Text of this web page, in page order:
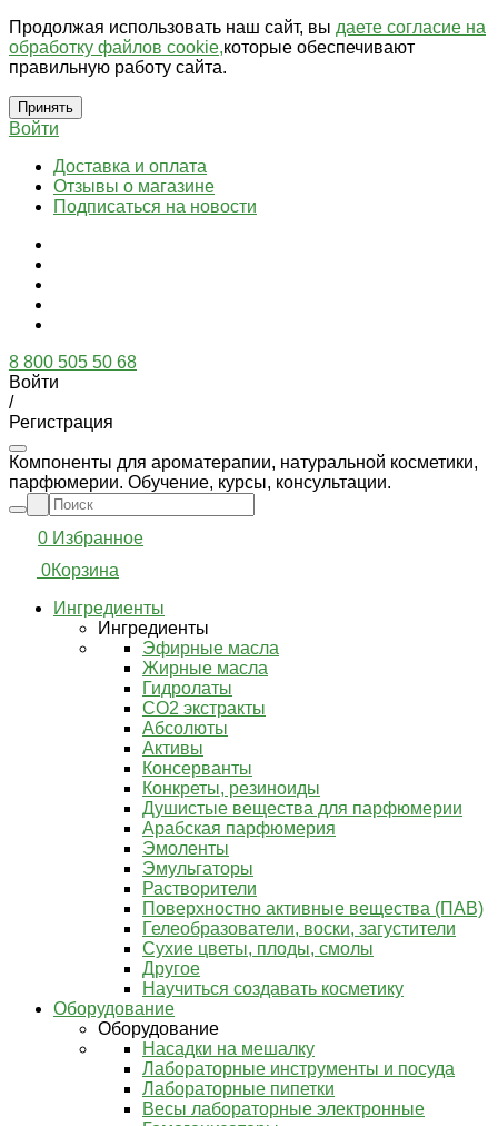
Продолжая использовать наш сайт, вы даете согласие на
обработку файлов cookie,которые обеспечивают
правильную работу сайта.
Принять
Войти
Доставка и оплата
Отзывы о магазине
Подписаться на новости
8 800 505 50 68
Войти
/
Регистрация
Компоненты для ароматерапии, натуральной косметики,
парфюмерии. Обучение, курсы, консультации.
0 Избранное
0Корзина
Ингредиенты
Ингредиенты
Эфирные масла
Жирные масла
Гидролаты
СО2 экстракты
Абсолюты
Активы
Консерванты
Конкреты, резиноиды
Душистые вещества для парфюмерии
Арабская парфюмерия
Эмоленты
Эмульгаторы
Растворители
Поверхностно активные вещества (ПАВ)
Гелеобразователи, воски, загустители
Сухие цветы, плоды, смолы
Другое
Научиться создавать косметику
Оборудование
Оборудование
Насадки на мешалку
Лабораторные инструменты и посуда
Лабораторные пипетки
Весы лабораторные электронные